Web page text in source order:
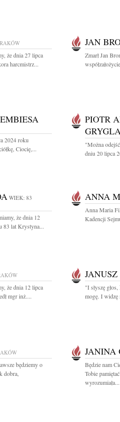
że dnia 27 lipca
harcmistrz...
JAN
Zmarł Jan
2024 roku
Ciocię,...
PIOTR
"Można
dniu 20 lipca
WIEK: 83
że dnia 12
83 lat Krystyna...
ANNA
Anna Maria
Kadencji
że dnia 12 lipca
mgr inż....
"I słyszę
mogę. I widzę
będziemy o
dobra,
JANINA
Będzie nam
Tobie
wyrozumiała...